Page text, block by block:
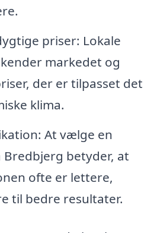
priser: Lokale
markedet og
der er tilpasset det
klima.
At vælge en
betyder, at
ofte er lettere,
til bedre resultater.